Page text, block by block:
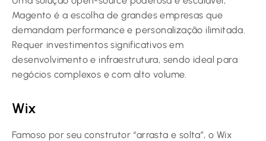
Magento é a escolha de grandes empresas que
demandam performance e personalização ilimitada.
Requer investimentos significativos em
desenvolvimento e infraestrutura, sendo ideal para
negócios complexos e com alto volume.
Wix
Famoso por seu construtor “arrasta e solta”, o Wix